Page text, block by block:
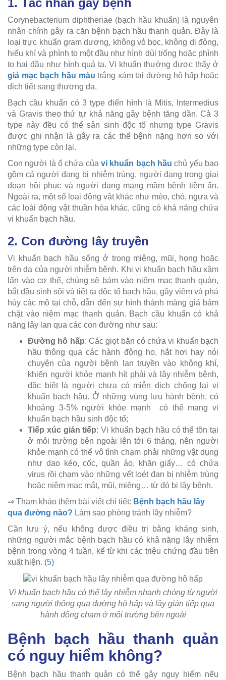
1. Tác nhân gây bệnh
Corynebacterium diphtheriae (bạch hầu khuẩn) là nguyên
nhân chính gây ra căn bệnh bạch hầu thanh quản. Đây là
loại trực khuẩn gram dương, không vỏ bọc, không di động,
hiếu khí và phình to một đầu như hình dùi trống hoặc phình
to hai đầu như hình quả tạ. Vi khuẩn thường được thấy ở
giả mạc bạch hầu màu trắng xám tại đường hô hấp hoặc
dịch tiết sang thương da.
Bạch cầu khuẩn có 3 type điển hình là Mitis, Intermedius
và Gravis theo thứ tự khả năng gây bệnh tăng dần. Cả 3
type này đều có thể sản sinh độc tố nhưng type Gravis
được ghi nhận là gây ra các thể bệnh nặng hơn so với
những type còn lại.
Con người là ổ chứa của vi khuẩn bạch hầu chủ yếu bao
gồm cả người đang bị nhiễm trùng, người đang trong giai
đoạn hồi phục và người đang mang mầm bệnh tiềm ẩn.
Ngoài ra, một số loại động vật khác như mèo, chó, ngựa và
các loài động vật thuần hóa khác, cũng có khả năng chứa
vi khuẩn bạch hầu.
2. Con đường lây truyền
Vi khuẩn bạch hầu sống ở trong miệng, mũi, họng hoặc
trên da của người nhiễm bệnh. Khi vi khuẩn bạch hầu xâm
lấn vào cơ thể, chúng sẽ bám vào niêm mạc thanh quản,
bắt đầu sinh sôi và tiết ra độc tố bạch hầu, gây viêm và phá
hủy các mô tại chỗ, dẫn đến sự hình thành màng giả bám
chặt vào niêm mạc thanh quản. Bạch cầu khuẩn có khả
năng lây lan qua các con đường như sau:
Đường hô hấp: Các giọt bắn có chứa vi khuẩn bạch
hầu thông qua các hành động ho, hắt hơi hay nói
chuyện của người bệnh lan truyền vào không khí,
khiến người khỏe mạnh hít phải và lây nhiễm bệnh,
đặc biệt là người chưa có miễn dịch chống lại vi
khuẩn bạch hầu. Ở những vùng lưu hành bệnh, có
khoảng 3-5% người khỏe mạnh có thể mang vi
khuẩn bạch hầu sinh độc tố;
Tiếp xúc gián tiếp: Vi khuẩn bạch hầu có thể tồn tại
ở môi trường bên ngoài lên tới 6 tháng, nên người
khỏe mạnh có thể vô tình chạm phải những vật dụng
như dao kéo, cốc, quần áo, khăn giấy… có chứa
virus rồi chạm vào những vết loét đan bị nhiễm trùng
hoặc niêm mạc mắt, mũi, miệng… từ đó bị lây bệnh.
⇒ Tham khảo thêm bài viết chi tiết: Bệnh bạch hầu lây
qua đường nào? Làm sao phòng tránh lây nhiễm?
Cần lưu ý, nếu không được điều trị bằng kháng sinh,
những người mắc bệnh bạch hầu có khả năng lây nhiễm
bệnh trong vòng 4 tuần, kể từ khi các triệu chứng đầu tiên
xuất hiện. (5)
Vi khuẩn bạch hầu có thể lây nhiễm nhanh chóng từ người
sang người thông qua đường hô hấp và lây gián tiếp qua
hành động chạm ở môi trường bên ngoài
Bệnh bạch hầu thanh quản
có nguy hiểm không?
Bệnh bạch hầu thanh quản có thể gây nguy hiểm nếu